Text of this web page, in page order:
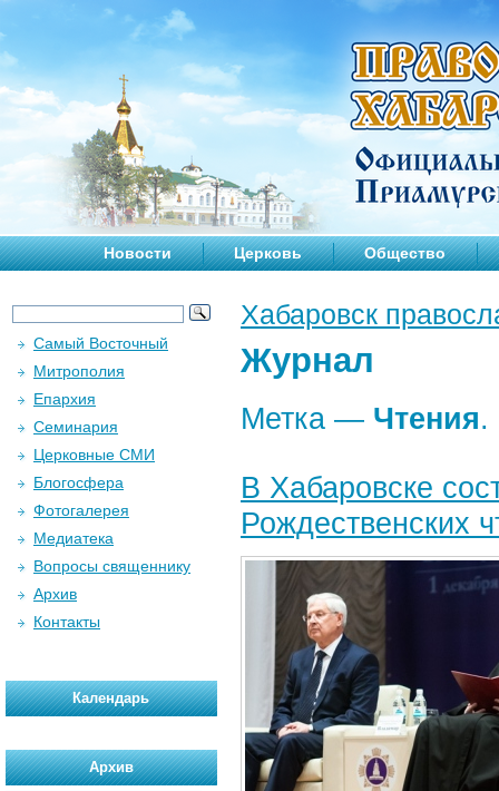
Новости Церковь Общество
Хабаровск
Журнал
Метка — Чтения.
В Хабаровске
Рождественских
Самый Восточный
Митрополия
Епархия
Семинария
Церковные СМИ
Блогосфера
Фотогалерея
Медиатека
Вопросы священнику
Архив
Контакты
Календарь
Архив